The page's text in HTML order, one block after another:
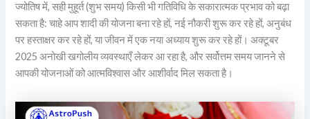
ज्योतिष में, सही मुहूर्त (शुभ समय) किसी भी गतिविधि के सकारात्मक प्रभाव को बढ़ा
सकता है: चाहे आप शादी की योजना बना रहे हों, नई नौकरी शुरू कर रहे हों, अनुबंध
पर हस्ताक्षर कर रहे हों, या जीवन में एक नया अध्याय शुरू कर रहे हों। अक्टूबर
2025 अनोखी खगोलीय व्यवस्थाएँ लेकर आ रहा है, और सर्वोत्तम समय जानने से
आपकी योजनाओं को आत्मविश्वास और आशीर्वाद मिल सकता है।